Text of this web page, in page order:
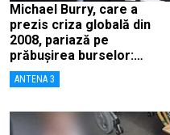
Michael Burry, care a
prezis criza globală din
2008, pariază pe
prăbușirea burselor:
„Suntem aproape de o
cădere ca în 1987”
ANTENA 3